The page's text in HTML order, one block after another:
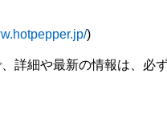
)
詳細や最新の情報は、必